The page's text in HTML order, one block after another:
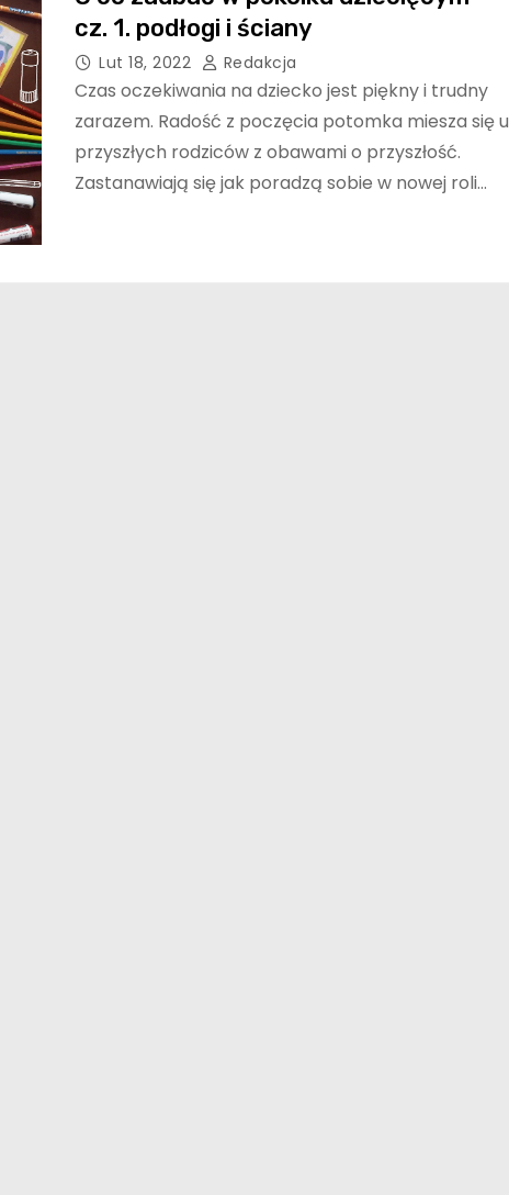
cz. 1. podłogi i ściany
Lut 18, 2022 Redakcja
Czas oczekiwania na dziecko jest piękny i trudny
zarazem. Radość z poczęcia potomka miesza się u
przyszłych rodziców z obawami o przyszłość.
Zastanawiają się jak poradzą sobie w nowej roli…